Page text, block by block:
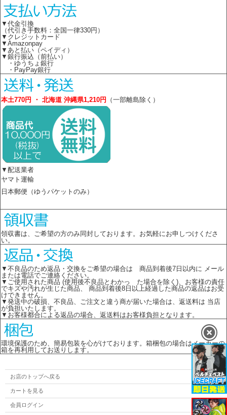
▼代金引換
（代引き手数料：全国一律330円）
▼クレジットカード
▼Amazonpay
▼あと払い（ペイディ）
▼銀行振込（前払い）
・ゆうちょ銀行
・PayPay銀行
本土770円 ・ 北海道 沖縄県1,210円 （一部離島除く）
▼配送業者
ヤマト運輸
日本郵便（ゆうパケットのみ）
領収書は、ご希望の方のみ同封しております。お気軽にお申しつけくださ
い。
▼不良品のため返品・交換をご希望の場合は 商品到着後7日以内に メール
または電話でご連絡ください。
▼ご使用された商品 (使用後不良品とわかっ た場合を除く)、お客様の責任
でキズや汚れが生じた商品、 商品到着後8日以上経過した商品の返品はお受
けできません。
▼発送中の破損、不良品、ご注文と違う商が届いた場合は、返送料は 当店
が負担いたします。
▼お客様都合による返品の場合、返送料はお客様負担となります。
環境保護のため、簡易包装を心がけております。箱梱包の場合はメーカーの
箱を再利用してお送りします。
お店のトップへ戻る
カートを見る
会員ログイン